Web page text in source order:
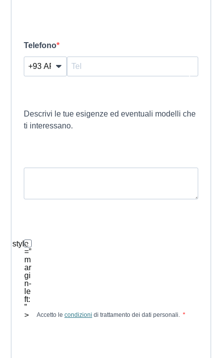
Telefono
?
Descrivi le tue esigenze ed eventuali modelli che
ti interessano.
style
=”
m
ar
gi
n-
le
ft:
”
>
Accetto le condizioni di trattamento dei dati personali.